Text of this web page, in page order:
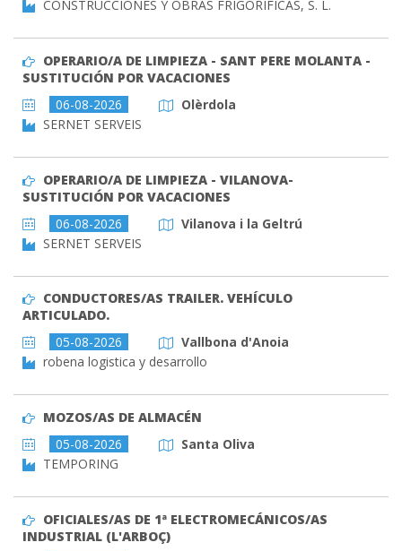
CONSTRUCCIONES Y OBRAS FRIGORIFICAS, S. L.
OPERARIO/A DE LIMPIEZA - SANT PERE MOLANTA -
SUSTITUCIÓN POR VACACIONES
06-08-2026
Olèrdola
SERNET SERVEIS
OPERARIO/A DE LIMPIEZA - VILANOVA-
SUSTITUCIÓN POR VACACIONES
06-08-2026
Vilanova i la Geltrú
SERNET SERVEIS
CONDUCTORES/AS TRAILER. VEHÍCULO
ARTICULADO.
05-08-2026
Vallbona d'Anoia
robena logistica y desarrollo
MOZOS/AS DE ALMACÉN
05-08-2026
Santa Oliva
TEMPORING
OFICIALES/AS DE 1ª ELECTROMECÁNICOS/AS
INDUSTRIAL (L'ARBOÇ)